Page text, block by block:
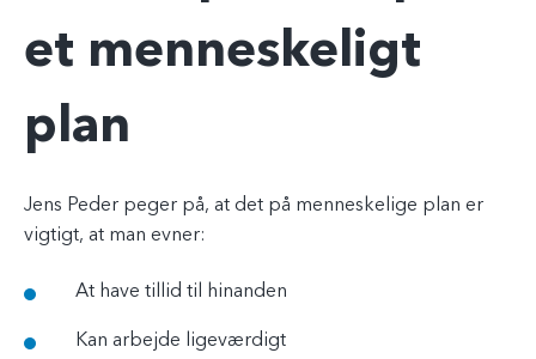
et menneskeligt
plan
Jens Peder peger på, at det på menneskelige plan er
vigtigt, at man evner:
At have tillid til hinanden
Kan arbejde ligeværdigt